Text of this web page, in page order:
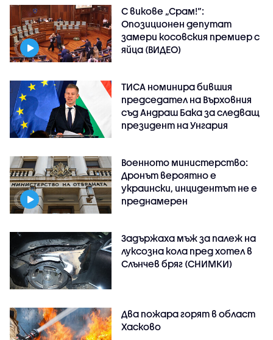
С викове „Срам!“:
Опозиционен депутат
замери косовския премиер с
яйца (ВИДЕО)
ТИСА номинира бившия
председател на Върховния
съд Андраш Бака за следващ
президент на Унгария
Военното министерство:
Дронът вероятно е
украински, инцидентът не е
преднамерен
Задържаха мъж за палеж на
луксозна кола пред хотел в
Слънчев бряг (СНИМКИ)
Два пожара горят в област
Хасково